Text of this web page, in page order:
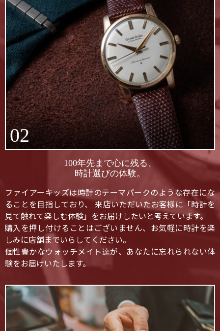
02
100年先まで心に残る、
時計選びの体験。
ファイアーキッズは時計のテーマパークのような存在にな
ることを目指しており、 来店いただいたお客様に「時計を
見て触れて楽しむ体験」をお届けしたいと考えています。
購入を押し付けることはございません、お気軽に時計を楽
しみに店舗までいらしてください。
個性豊かなウォッチメイト達が、あなたに忘れられない体
験をお届けいたします。